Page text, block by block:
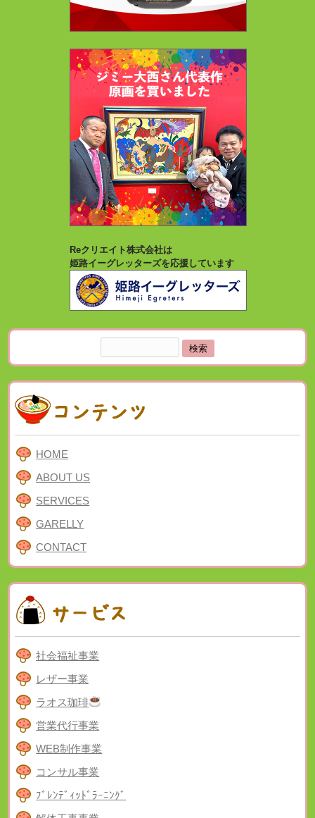
Reクリエイト株式会社は
姫路イーグレッターズを応援しています
索:
HOME
ABOUT US
SERVICES
GARELLY
CONTACT
社会福祉事業
レザー事業
ラオス珈琲
営業代行事業
WEB制作事業
コンサル事業
ﾌﾞﾚﾝﾃﾞｨｯﾄﾞﾗｰﾆﾝｸﾞ